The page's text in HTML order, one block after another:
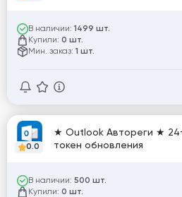
В наличии: 1499 шт.
Купили: 0 шт.
Мин. заказ: 1 шт.
0.0
★ Outlook Автореги ★
токен обновления
В наличии: 500 шт.
Купили: 0 шт.